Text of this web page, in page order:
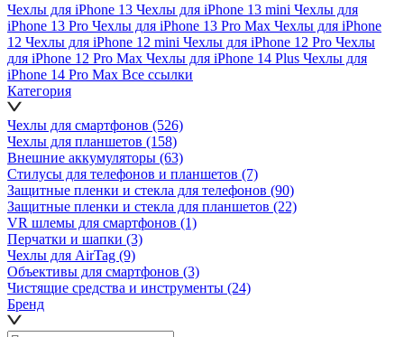
Чехлы для iPhone 13 Чехлы для iPhone 13 mini Чехлы для
iPhone 13 Pro Чехлы для iPhone 13 Pro Max Чехлы для iPhone
12 Чехлы для iPhone 12 mini Чехлы для iPhone 12 Pro Чехлы
для iPhone 12 Pro Max Чехлы для iPhone 14 Plus Чехлы для
iPhone 14 Pro Max Все ссылки
Категория
Чехлы для смартфонов (526)
Чехлы для планшетов (158)
Внешние аккумуляторы (63)
Стилусы для телефонов и планшетов (7)
Защитные пленки и стекла для телефонов (90)
Защитные пленки и стекла для планшетов (22)
VR шлемы для смартфонов (1)
Перчатки и шапки (3)
Чехлы для AirTag (9)
Объективы для смартфонов (3)
Чистящие средства и инструменты (24)
Бренд